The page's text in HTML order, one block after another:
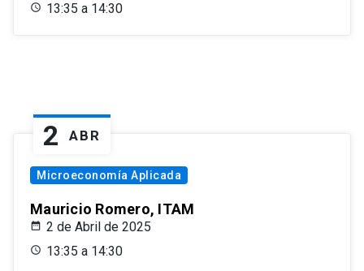
13:35 a 14:30
2 ABR
Microeconomía Aplicada
Mauricio Romero, ITAM
2 de Abril de 2025
13:35 a 14:30